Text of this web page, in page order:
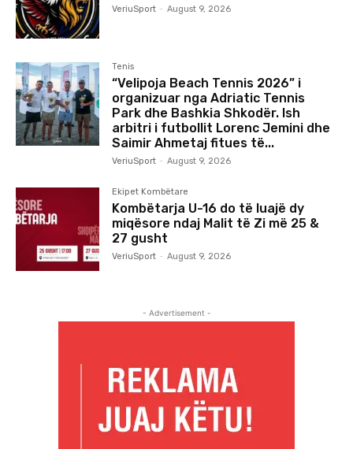
VeriuSport - August 9, 2026
Tenis
“Velipoja Beach Tennis 2026” i
organizuar nga Adriatic Tennis
Park dhe Bashkia Shkodër. Ish
arbitri i futbollit Lorenc Jemini dhe
Saimir Ahmetaj fitues të...
VeriuSport - August 9, 2026
Ekipet Kombëtare
Kombëtarja U-16 do të luajë dy
miqësore ndaj Malit të Zi më 25 &
27 gusht
VeriuSport - August 9, 2026
- Advertisement -